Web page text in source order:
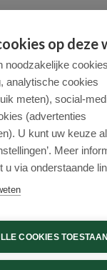
op deze
noodzakelijke
analytische cookies
meten), social-
(advertenties
U kunt uw keuze
Meer
u via onderstaande
COOKIES TOESTAAN
in voor onze